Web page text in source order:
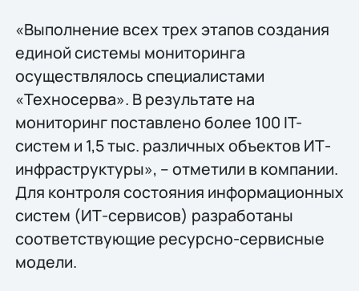
«Выполнение всех трех этапов создания
единой системы мониторинга
осуществлялось специалистами
«Техносерва». В результате на
мониторинг поставлено более 100 IT-
систем и 1,5 тыс. различных объектов ИТ-
инфраструктуры», – отметили в компании.
Для контроля состояния информационных
систем (ИТ-сервисов) разработаны
соответствующие ресурсно-сервисные
модели.